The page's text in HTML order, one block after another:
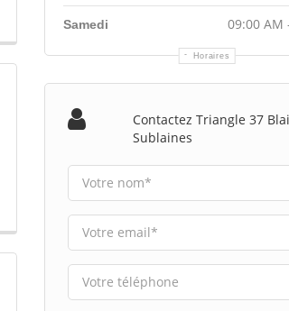
Horaires
Samedi 09:00 AM
Contactez Triangle 37
Sublaines